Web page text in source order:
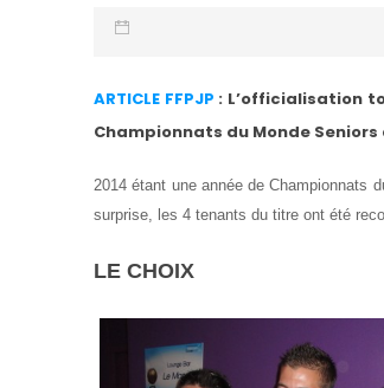
ARTICLE FFPJP : L’officialisation
Championnats du Monde
2014 étant une année de Championnats
surprise, les 4 tenants du titre ont été
LE CHOIX